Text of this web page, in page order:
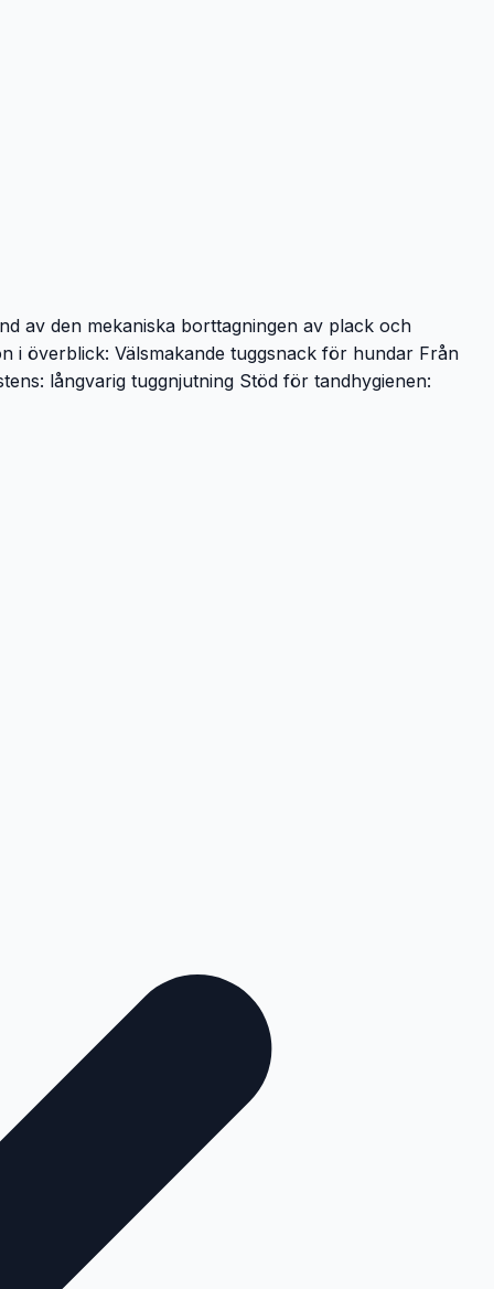
av den mekaniska borttagningen av plack och
i överblick: Välsmakande tugg­snack för hundar Från
långvarig tugg­njutning Stöd för tandhygienen: